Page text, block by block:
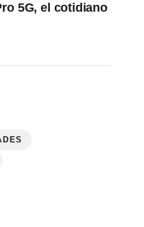
5G, el cotidiano